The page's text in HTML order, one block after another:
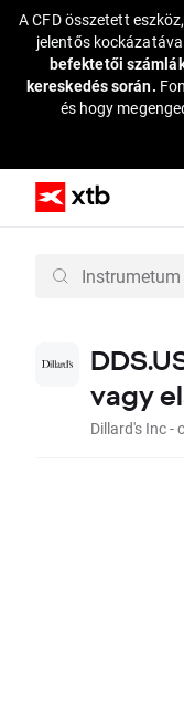
A CFD összetett
jelentős
befektetői
kereskedés során.
és hogy
vagy
Dillard's Inc -